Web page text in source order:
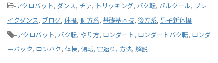
-アクロバット, ダンス, チア, トリッキング, バク転, パルクール, ブレ
イクダンス, ブログ, 体操, 側方系, 基礎基本技, 後方系, 男子新体操
-アクロバット, バク転, やり方, ロンダート, ロンダートバク転, ロンダ
ーバック, ロンバク, 体操, 側転, 宙返り , 方法, 解説